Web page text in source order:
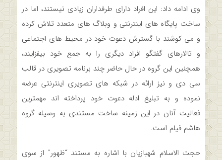
وی ادامه داد: این افراد دارای طرفداران زیادی نیستند، اما در
ساخت پایگاه های اینترنتی و وبلاگ های متعدد تلاش کرده
و می کوشند با گسترش دعوت خود در محیط های اجتماعی
و تالارهای گفتگو افراد دیگری را به جمع خود بیفزایند،
همچنین این گروه در حال حاضر چند برنامه تصویری در قالب
سی دی و نیز ارائه در شبکه های تصویری اینترنتی عرضه
نموده و به تبلیغ ادله دعوت خود پرداخته اند مهمترین
فعالیت آنان در این زمینه ساخت مستندی به وسیله گروه
هاشم فیلم است.
حجت الاسلام شهبازیان با اشاره به مستند “ظهور” از سوی